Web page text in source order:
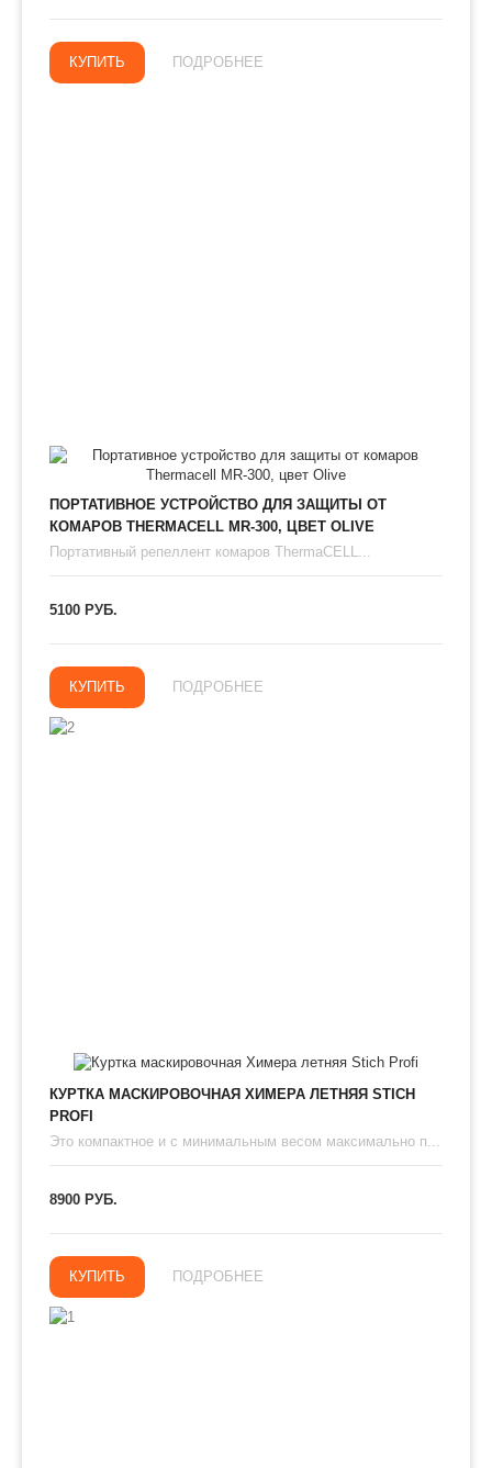
КУПИТЬ ПОДРОБНЕЕ
ПОРТАТИВНОЕ УСТРОЙСТВО ДЛЯ ЗАЩИТЫ ОТ
КОМАРОВ THERMAСЕLL MR-300, ЦВЕТ OLIVE
Портативный репеллент комаров ThermaCELL...
5100 РУБ.
КУПИТЬ ПОДРОБНЕЕ
КУРТКА МАСКИРОВОЧНАЯ ХИМЕРА ЛЕТНЯЯ STICH
PROFI
Это компактное и с минимальным весом максимально п...
8900 РУБ.
КУПИТЬ ПОДРОБНЕЕ